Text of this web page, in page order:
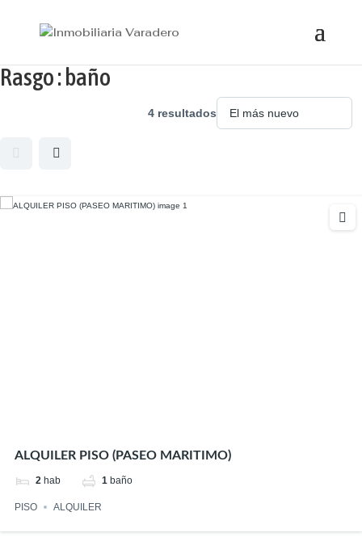
Rasgo :baño
4 resultados
ALQUILER PISO (PASEO MARITIMO)
2 hab 1 baño
PISO ALQUILER